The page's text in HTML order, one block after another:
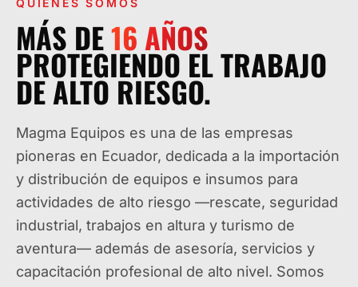
QUIÉNES SOMOS
MÁS DE16 AÑOS
PROTEGIENDO EL TRABAJO
DE ALTO RIESGO.
Magma Equipos es una de las empresas
pioneras en Ecuador, dedicada a la importación
y distribución de equipos e insumos para
actividades de alto riesgo —rescate, seguridad
industrial, trabajos en altura y turismo de
aventura— además de asesoría, servicios y
capacitación profesional de alto nivel. Somos